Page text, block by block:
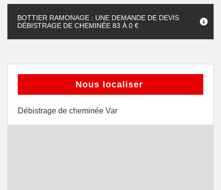
BOTTIER RAMONAGE : UNE DEMANDE DE DEVIS
DÉBISTRAGE DE CHEMINÉE 83 À 0 €
Nous localiser
Débistrage de cheminée Var